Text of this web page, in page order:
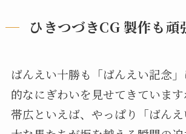
ひきつづきCG 製作も頑
ばんえい十勝も「ばんえい記念
的なにぎわいを見せてきています
帯広といえば、やっぱり「ばん